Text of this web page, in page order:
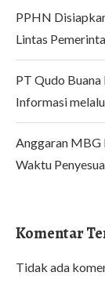
PPHN
Lintas
PT Qudo
Informasi
Anggaran MBG
Waktu
Komentar
Tidak ada